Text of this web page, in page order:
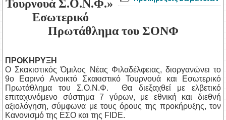
Τουρνουά Σ.Ο.Ν.Φ.»
Εσωτερικό
Πρωτάθλημα του ΣΟΝΦ
ΠΡΟΚΗΡΥΞΗ
Ο Σκακιστικός Όμιλος Νέας Φιλαδέλφειας, διοργανώνει το
9ο Εαρινό Ανοικτό Σκακιστικό Τουρνουά και Εσωτερικό
Πρωτάθλημα του Σ.Ο.Ν.Φ. Θα διεξαχθεί με ελβετικό
επιταχυνόμενο σύστημα 7 γύρων, με εθνική και διεθνή
αξιολόγηση, σύμφωνα με τους όρους της προκήρυξης, τον
Κανονισμό της ΕΣΟ και της FIDE.